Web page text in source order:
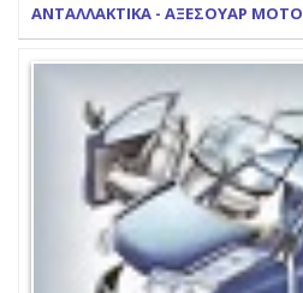
ΑΝΤΑΛΛΑΚΤΙΚΑ - ΑΞΕΣΟΥΑΡ ΜΟΤΟ